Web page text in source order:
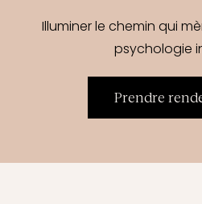
Illuminer le chemin qui
psychologie
Prendre